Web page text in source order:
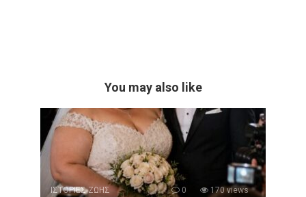
You may also like
ΙΣΤΟΡΙΕΣ ΖΩΗΣ 0 170 views